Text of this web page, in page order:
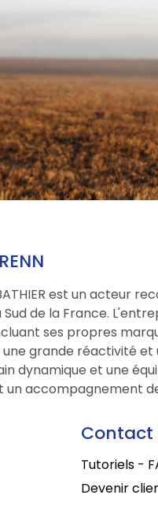
est un acteur
de la France.
ses propres
grande réactivité
dynamique et une
un accompagnement
Contact
Tutoriels -
Devenir